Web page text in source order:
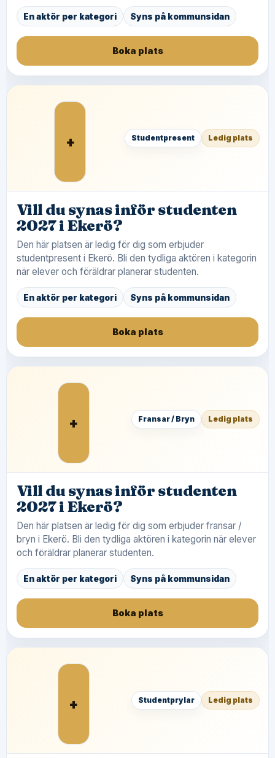
En aktör per kategori Syns på kommunsidan
Boka plats
+ Studentpresent Ledig plats
Vill du synas inför studenten
2027 i Ekerö?
Den här platsen är ledig för dig som erbjuder
studentpresent i Ekerö. Bli den tydliga aktören i kategorin
när elever och föräldrar planerar studenten.
En aktör per kategori Syns på kommunsidan
Boka plats
+ Fransar / Bryn Ledig plats
Vill du synas inför studenten
2027 i Ekerö?
Den här platsen är ledig för dig som erbjuder fransar /
bryn i Ekerö. Bli den tydliga aktören i kategorin när elever
och föräldrar planerar studenten.
En aktör per kategori Syns på kommunsidan
Boka plats
+ Studentprylar Ledig plats